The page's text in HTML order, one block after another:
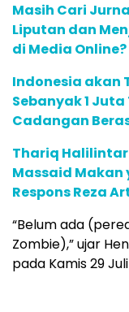
Masih Cari
Liputan dan
di Media Online?
Indonesia akan
Sebanyak 1
Cadangan
Thariq
Massaid Makan
Respons Reza
“Belum ada
Zombie),” ujar
pada Kamis 29